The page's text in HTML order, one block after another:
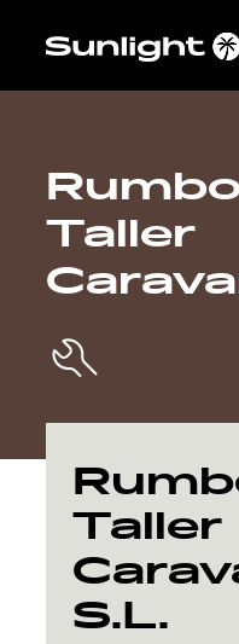
Vind
Ontdek
Service
Taller
Taller
S.L.